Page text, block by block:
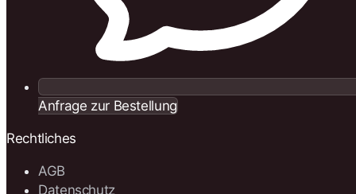
Anfrage zur Bestellung
Rechtliches
AGB
Datenschutz